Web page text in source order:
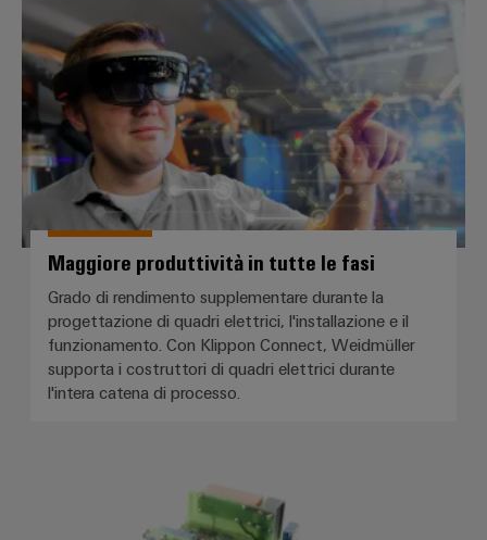
Maggiore produttività in tutte le
Maggiore produttività in tutte le fasi
Grado di rendimento supplementare durante la
progettazione di quadri elettrici, l'installazione e il
funzionamento. Con Klippon Connect, Weidmüller
supporta i costruttori di quadri elettrici durante
l'intera catena di processo.